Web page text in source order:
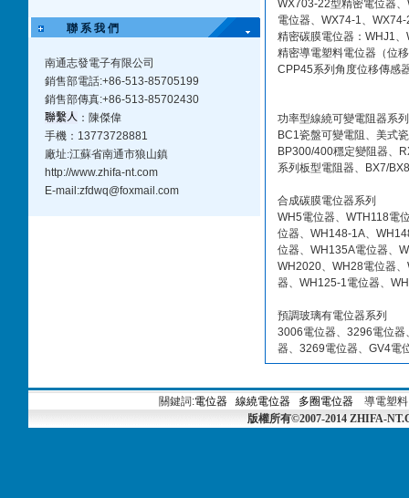
聯 系 我 們
南通志發電子有限公司
銷售部電話:+86-513-85705199
銷售部傳真:+86-513-85702430
聯繫人：陳傑偉
手機：13773728881
廠址:江蘇省南通市狼山鎮
http://www.zhifa-nt.com
E-mail:zfdwq@foxmail.com
WX703-22型精密電位器
電位器、WX74-1、
精密碳膜電位器：WHJ1
精密導電塑料電位器（位
CPP45系列角度位移傳感
功率型線繞可變電阻器系列
BC1瓷盤可變電阻、美式
BP300/400穩定變阻器、
系列板型電阻器、BX7/
合成碳膜電位器系列
WH5電位器、WTH118電
位器、WH148-1A、
位器、WH135A電位器、
WH2020、WH28電位器
器、WH125-1電位器、
預調玻璃有電位器系列
3006電位器、3296電位
器、3269電位器、GV4電
關鍵詞:電位器 線繞電位器 多圈電位器導電塑
版權所有©2007-2014 ZHIFA-